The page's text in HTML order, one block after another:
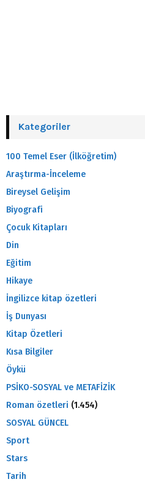
Kategoriler
100 Temel Eser (İlköğretim)
Araştırma-İnceleme
Bireysel Gelişim
Biyografi
Çocuk Kitapları
Din
Eğitim
Hikaye
İngilizce kitap özetleri
İş Dunyası
Kitap Özetleri
Kısa Bilgiler
Öykü
PSİKO-SOSYAL ve METAFİZİK
Roman özetleri (1.454)
SOSYAL GÜNCEL
Sport
Stars
Tarih